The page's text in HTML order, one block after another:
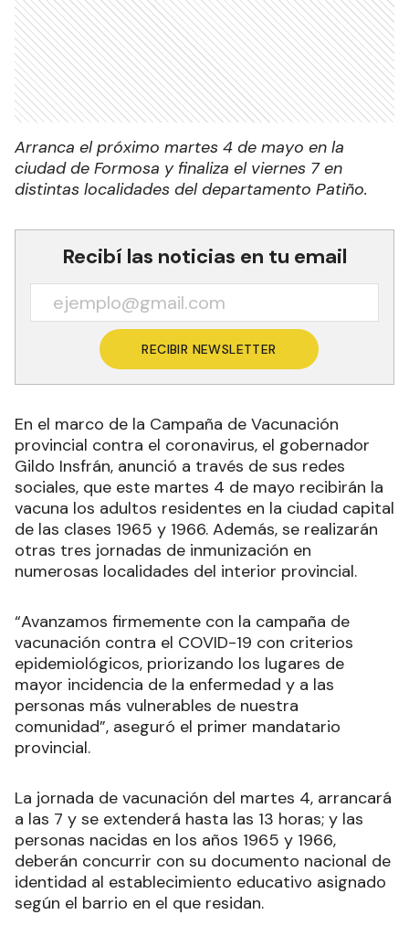
Arranca el próximo martes 4 de mayo en la
ciudad de Formosa y finaliza el viernes 7 en
distintas localidades del departamento Patiño.
Recibí las noticias en tu email
RECIBIR NEWSLETTER
En el marco de la Campaña de Vacunación
provincial contra el coronavirus, el gobernador
Gildo Insfrán, anunció a través de sus redes
sociales, que este martes 4 de mayo recibirán la
vacuna los adultos residentes en la ciudad capital
de las clases 1965 y 1966. Además, se realizarán
otras tres jornadas de inmunización en
numerosas localidades del interior provincial.
“Avanzamos firmemente con la campaña de
vacunación contra el COVID-19 con criterios
epidemiológicos, priorizando los lugares de
mayor incidencia de la enfermedad y a las
personas más vulnerables de nuestra
comunidad”, aseguró el primer mandatario
provincial.
La jornada de vacunación del martes 4, arrancará
a las 7 y se extenderá hasta las 13 horas; y las
personas nacidas en los años 1965 y 1966,
deberán concurrir con su documento nacional de
identidad al establecimiento educativo asignado
según el barrio en el que residan.